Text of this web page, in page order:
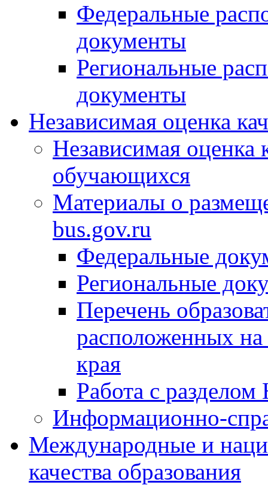
Федеральные
документы
Региональные
документы
Независимая оценка
Независимая оценка
обучающихся
Материалы о
bus.gov.ru
Федеральные
Региональные
Перечень
расположенных на
края
Работа с
Информационно-
Международные и
качества образования